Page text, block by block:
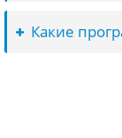
Какие